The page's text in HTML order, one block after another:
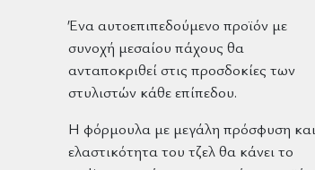
Ένα αυτοεπιπεδούμενο προϊόν με
συνοχή μεσαίου πάχους θα
ανταποκριθεί στις προσδοκίες των
στυλιστών κάθε επίπεδου.
Η φόρμουλα με μεγάλη πρόσφυση και
ελαστικότητα του τζελ θα κάνει το